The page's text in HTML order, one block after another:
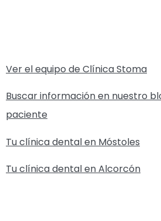
Ver el equipo de Clínica Stoma
Buscar información en nuestro
paciente
Tu clínica dental en Móstoles
Tu clínica dental en Alcorcón